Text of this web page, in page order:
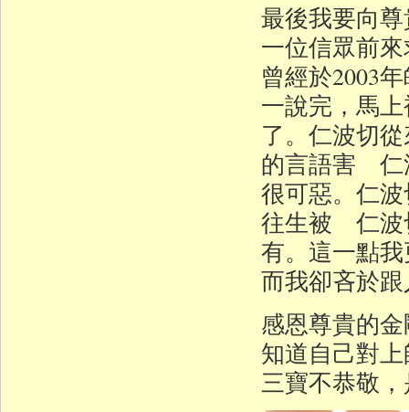
最後我要向
一位信眾前
曾經於2003
一說完，馬
了。仁波切
的言語害 仁
很可惡。仁
往生被 仁波
有。這一點
而我卻吝於
感恩尊貴的
知道自己對
三寶不恭敬